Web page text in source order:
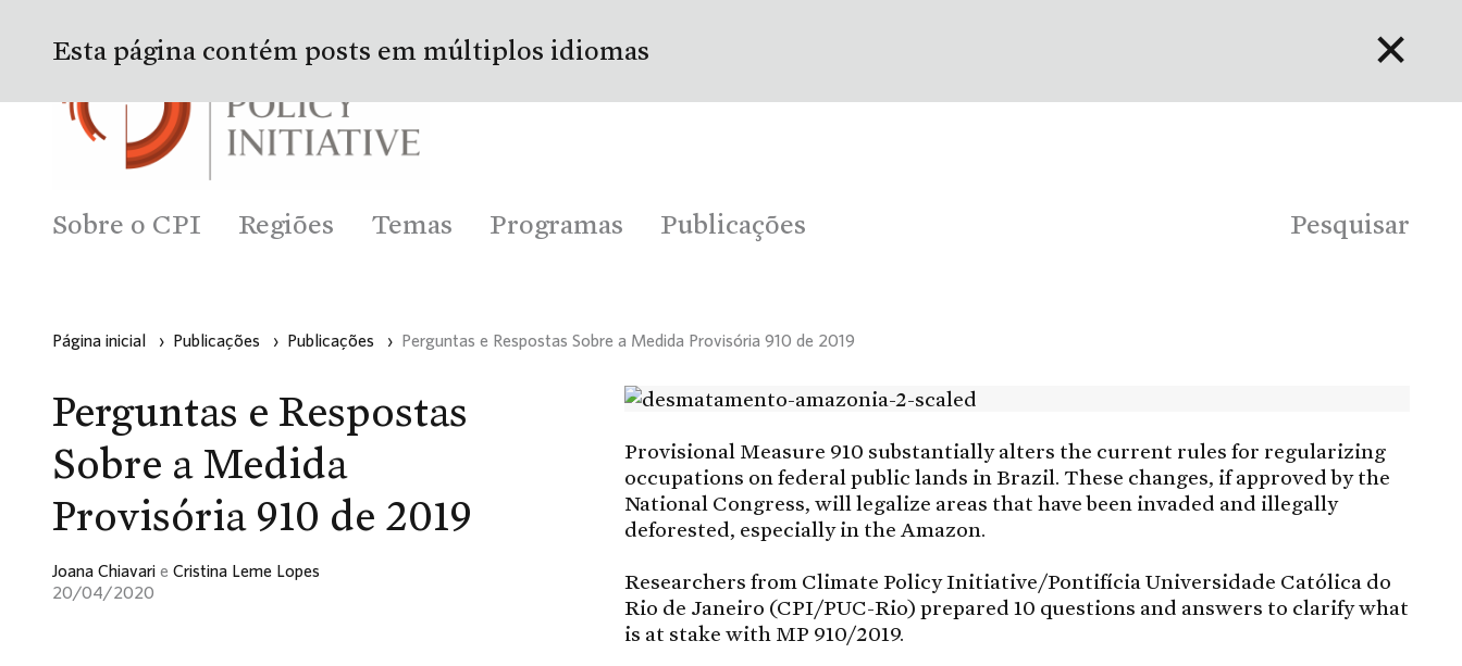
Português
Sobre o CPI Regiões Temas Programas Publicações Pesquisar
Página inicial › Publicações › Publicações › Perguntas e Respostas Sobre a Medida Provisória 910 de 2019
Perguntas e Respostas
Sobre a Medida
Provisória 910 de 2019
Joana Chiavari e Cristina Leme Lopes
20/04/2020
Provisional Measure 910 substantially alters the current rules for regularizing
occupations on federal public lands in Brazil. These changes, if approved by the
National Congress, will legalize areas that have been invaded and illegally
deforested, especially in the Amazon.
Researchers from Climate Policy Initiative/Pontifícia Universidade Católica do
Rio de Janeiro (CPI/PUC-Rio) prepared 10 questions and answers to clarify what
is at stake with MP 910/2019.
✕
Esta página contém posts em múltiplos idiomas